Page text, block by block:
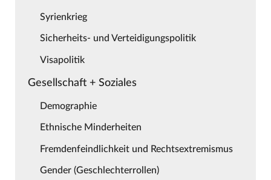
Syrienkrieg
Sicherheits- und Verteidigungspolitik
Visapolitik
Gesellschaft + Soziales
Demographie
Ethnische Minderheiten
Fremdenfeindlichkeit und Rechtsextremismus
Gender (Geschlechterrollen)